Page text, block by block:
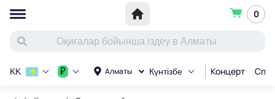
0
Алматы Күнтізбе Концерт
KK ₽